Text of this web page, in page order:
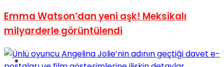
Spor
Emma Watson’dan yeni aşk! Meksikalı
milyarderle görüntülendi